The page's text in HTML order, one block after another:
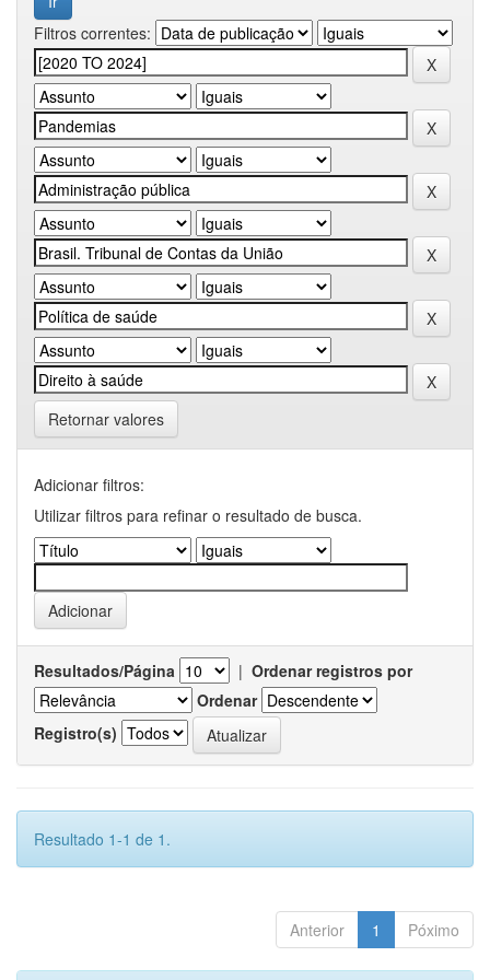
Filtros correntes:
Retornar valores
Adicionar filtros:
Utilizar filtros para refinar o resultado de busca.
Resultados/Página | Ordenar registros por
Ordenar
Registro(s)
Resultado 1-1 de 1.
Anterior 1 Póximo